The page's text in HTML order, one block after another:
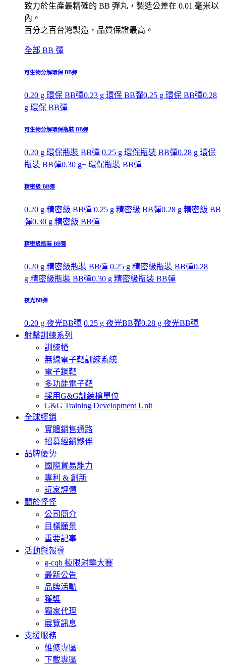
致力於生產最精確的 BB 彈丸，製造公差在 0.01 毫米以
內。
百分之百台灣製造，品質保證最高。
全部 BB 彈
可生物分解環保 BB彈
0.20 g 環保 BB彈0.23 g 環保 BB彈0.25 g 環保 BB彈0.28
g 環保 BB彈
可生物分解環保瓶裝 BB彈
0.20 g 環保瓶裝 BB彈 0.25 g 環保瓶裝 BB彈0.28 g 環保
瓶裝 BB彈0.30 g+ 環保瓶裝 BB彈
精密級 BB彈
0.20 g 精密級 BB彈 0.25 g 精密級 BB彈0.28 g 精密級 BB
彈0.30 g 精密級 BB彈
精密級瓶裝 BB彈
0.20 g 精密級瓶裝 BB彈 0.25 g 精密級瓶裝 BB彈0.28
g 精密級瓶裝 BB彈0.30 g 精密級瓶裝 BB彈
夜光BB彈
0.20 g 夜光BB彈 0.25 g 夜光BB彈0.28 g 夜光BB彈
射擊訓練系列
訓練槍
無線電子靶訓練系統
電子鋼靶
多功能電子靶
採用G&G訓練槍單位
G&G Training Development Unit
全球經銷
實體銷售通路
招募經銷夥伴
品牌優勢
國際貿易能力
專利 & 創新
玩家評價
關於怪怪
公司簡介
目標願景
重要記事
活動與報導
g-cqb 極限射擊大賽
最新公告
品牌活動
獲獎
獨家代理
展覽訊息
支援服務
維修專區
下載專區